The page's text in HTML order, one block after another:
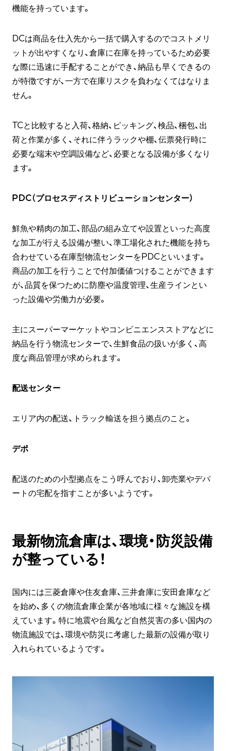
機能を持っています。
DCは商品を仕入先から一括で購入するのでコストメリ
ットが出やすくなり、倉庫に在庫を持っているため必要
な際に迅速に手配することができ、納品も早くできるの
が特徴ですが、一方で在庫リスクを負わなくてはなりま
せん。
TCと比較すると入荷、格納、ピッキング、検品、梱包、出
荷と作業が多く、それに伴うラックや棚、伝票発行時に
必要な端末や空調設備など、必要となる設備が多くなり
ます。
PDC（プロセスディストリビューションセンター）
鮮魚や精肉の加工、部品の組み立てや設置といった高度
な加工が行える設備が整い、準工場化された機能を持ち
合わせている在庫型物流センターをPDCといいます。
商品の加工を行うことで付加価値つけることができます
が、品質を保つために防塵や温度管理、生産ラインとい
った設備や労働力が必要。
主にスーパーマーケットやコンビニエンスストアなどに
納品を行う物流センターで、生鮮食品の扱いが多く、高
度な商品管理が求められます。
配送センター
エリア内の配送、トラック輸送を担う拠点のこと。
デポ
配送のための小型拠点をこう呼んでおり、卸売業やデパ
ートの宅配を指すことが多いようです。
最新物流倉庫は、環境・防災設備
が整っている！
国内には三菱倉庫や住友倉庫、三井倉庫に安田倉庫など
を始め、多くの物流倉庫企業が各地域に様々な施設を構
えています。特に地震や台風など自然災害の多い国内の
物流施設では、環境や防災に考慮した最新の設備が取り
入れられているようです。